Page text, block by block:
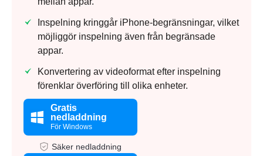
Inspelning kringgår iPhone-begränsningar, vilket
möjliggör inspelning även från begränsade
appar.
Konvertering av videoformat efter inspelning
förenklar överföring till olika enheter.
Gratis
nedladdning
För Windows
Säker nedladdning